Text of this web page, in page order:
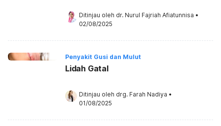
Ditinjau oleh dr. Nurul Fajriah Afiatunnisa •
02/08/2025
Penyakit Gusi dan Mulut
Lidah Gatal
Ditinjau oleh drg. Farah Nadiya •
01/08/2025